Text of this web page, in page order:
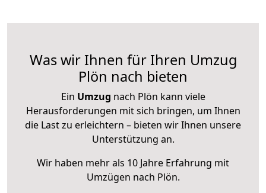
Was wir Ihnen für Ihren Umzug
Plön nach bieten
Ein Umzug nach Plön kann viele
Herausforderungen mit sich bringen, um Ihnen
die Last zu erleichtern – bieten wir Ihnen unsere
Unterstützung an.
Wir haben mehr als 10 Jahre Erfahrung mit
Umzügen nach Plön.